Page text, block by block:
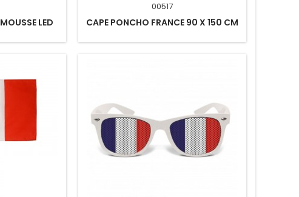
LED
00517
CAPE PONCHO FRANCE 90 X 150 CM